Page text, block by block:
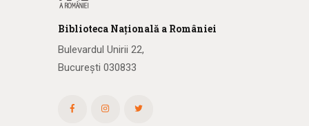
Biblioteca Națională a României
Bulevardul Unirii 22,
București 030833